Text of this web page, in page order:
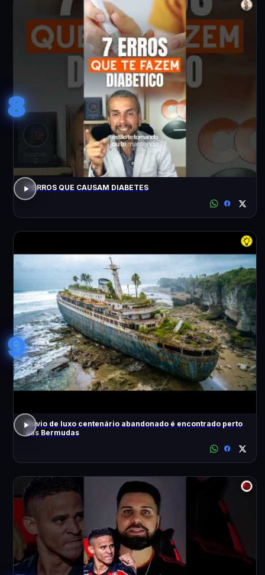
8
7 ERROS QUE CAUSAM DIABETES
9
Navio de luxo centenário abandonado é encontrado perto
das Bermudas